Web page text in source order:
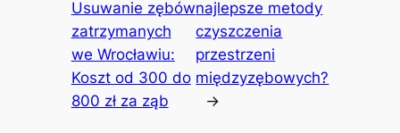
Usuwanie zębów
zatrzymanych
we Wrocławiu:
Koszt od 300 do
800 zł za ząb
najlepsze metody
czyszczenia
przestrzeni
międzyzębowych?
→